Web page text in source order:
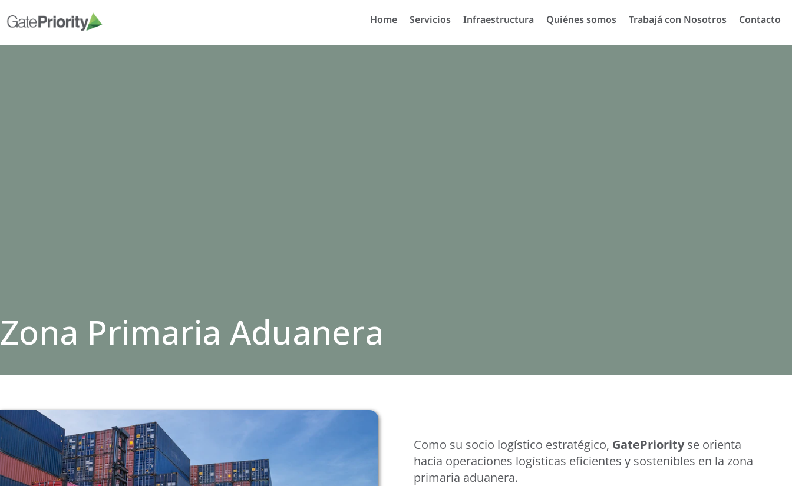
Home Servicios Infraestructura Quiénes somos Trabajá con Nosotros Contacto
Zona Primaria Aduanera
Como su socio logístico estratégico, GatePriorityse orienta
hacia operaciones logísticas eficientes y sostenibles en la zona
primaria aduanera.